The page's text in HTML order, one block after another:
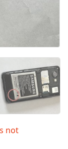
not